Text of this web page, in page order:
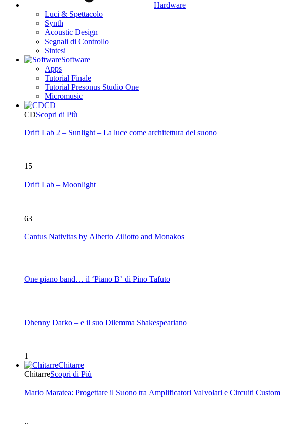
Hardware
Luci & Spettacolo
Synth
Acoustic Design
Segnali di Controllo
Sintesi
Software
Apps
Tutorial Finale
Tutorial Presonus Studio One
Micromusic
CD
CDScopri di Più
Drift Lab 2 – Sunlight – La luce come architettura del suono
15
Drift Lab – Moonlight
63
Cantus Nativitas by Alberto Ziliotto and Monakos
One piano band… il ‘Piano B’ di Pino Tafuto
Dhenny Darko – e il suo Dilemma Shakespeariano
1
Chitarre
ChitarreScopri di Più
Mario Maratea: Progettare il Suono tra Amplificatori Valvolari e Circuiti Custom